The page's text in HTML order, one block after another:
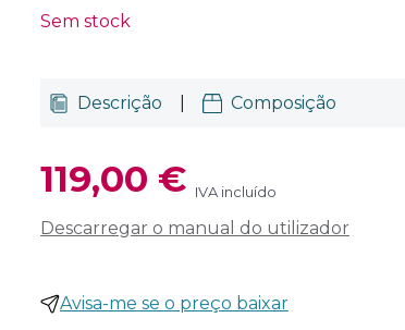
Sem stock
Descrição Composição
119,00 € IVA incluído
Descarregar o manual do utilizador
Avisa-me se o preço baixar